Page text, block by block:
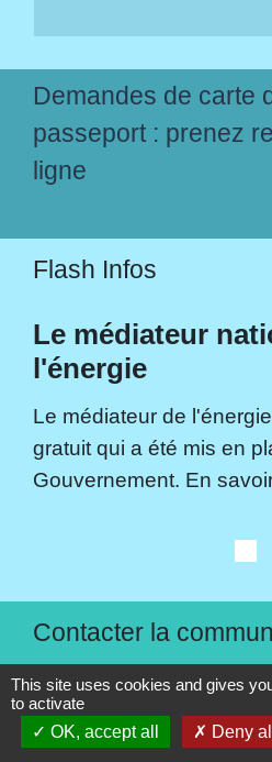
Demandes de carte
passeport : prenez
ligne
Flash Infos
Le médiateur
l'énergie
Le médiateur de
gratuit qui a été mis en
Gouvernement. En
Contacter la
Commune de
Place de l'Hôtel de Ville -
57380 Faulquemont -
This site uses cookies and gives
to activate
OK, accept all
Deny